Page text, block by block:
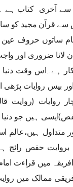
آخری کتاب ہے
قرآن مجید کو
ساتوں حروف عین
لانا ضروری اور
ہے۔اس وقت
بیس روایات پڑھی
روایات (روایت
ہیں جو
متداول ہیں،عالم
حفص رائج
میں قراءت
ممالک میں